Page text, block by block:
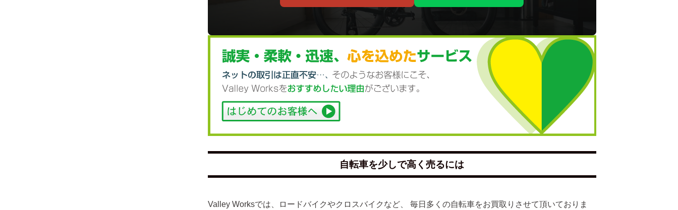
自転車を少しで高く売るには
Valley Worksでは、ロードバイクやクロスバイクなど、 毎日多くの自転車をお買取りさせて頂いておりま